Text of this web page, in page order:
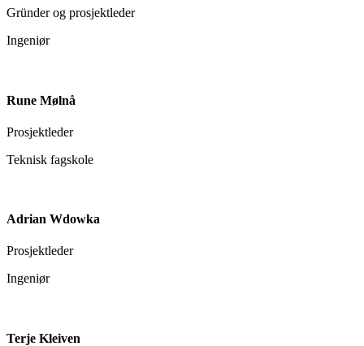
Gründer og prosjektleder
Ingeniør
Rune Mølnå
Prosjektleder
Teknisk fagskole
Adrian Wdowka
Prosjektleder
Ingeniør
Terje Kleiven